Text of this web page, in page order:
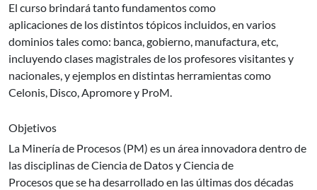
El curso brindará tanto fundamentos como
aplicaciones de los distintos tópicos incluidos, en varios
dominios tales como: banca, gobierno, manufactura, etc,
incluyendo clases magistrales de los profesores visitantes y
nacionales, y ejemplos en distintas herramientas como
Celonis, Disco, Apromore y ProM.
Objetivos
La Minería de Procesos (PM) es un área innovadora dentro de
las disciplinas de Ciencia de Datos y Ciencia de
Procesos que se ha desarrollado en las últimas dos décadas